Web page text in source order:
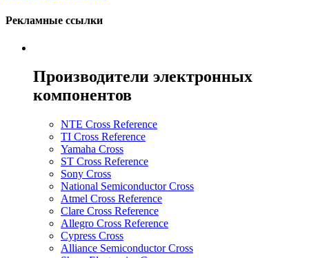
Рекламные ссылки
Производители электронных
компонентов
NTE Cross Reference
TI Cross Reference
Yamaha Cross
ST Cross Reference
Sony Cross
National Semiconductor Cross
Atmel Cross Reference
Clare Cross Reference
Allegro Cross Reference
Cypress Cross
Alliance Semiconductor Cross